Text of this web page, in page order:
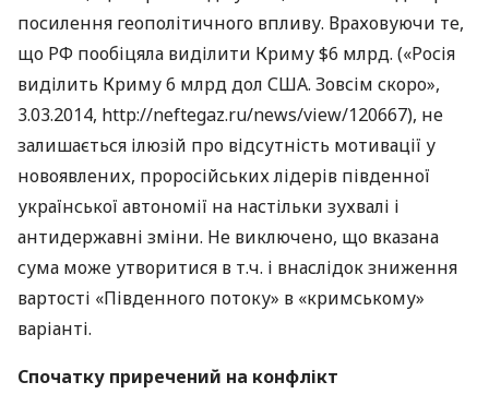
посилення геополітичного впливу. Враховуючи те,
що РФ пообіцяла виділити Криму $6 млрд. («Росія
виділить Криму 6 млрд дол США. Зовсім скоро»,
3.03.2014, http://neftegaz.ru/news/view/120667), не
залишається ілюзій про відсутність мотивації у
новоявлених, проросійських лідерів південної
української автономії на настільки зухвалі і
антидержавні зміни. Не виключено, що вказана
сума може утворитися в т.ч. і внаслідок зниження
вартості «Південного потоку» в «кримському»
варіанті.
Спочатку приречений на конфлікт